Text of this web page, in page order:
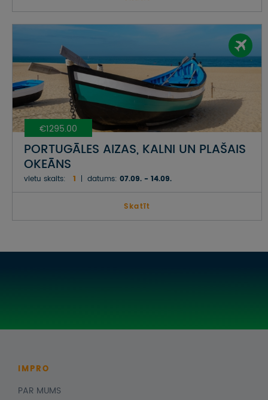
€1295.00
PORTUGĀLES AIZAS, KALNI UN PLAŠAIS
OKEĀNS
vietu skaits: 1 datums: 07.09. - 14.09.
Skatīt
IMPRO
PAR MUMS